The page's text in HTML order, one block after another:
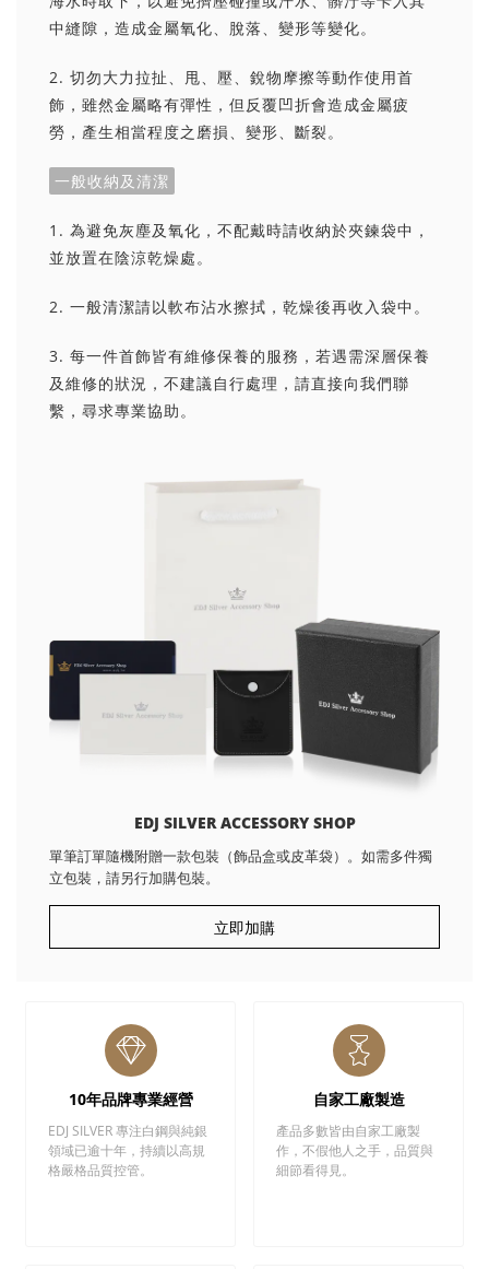
中縫隙，造成金屬氧化、脫落、變形等變化。
2. 切勿大力拉扯、甩、壓、銳物摩擦等動作使用首
飾，雖然金屬略有彈性，但反覆凹折會造成金屬疲
勞，產生相當程度之磨損、變形、斷裂。
一般收納及清潔
1. 為避免灰塵及氧化，不配戴時請收納於夾鍊袋中，
並放置在陰涼乾燥處。
2. 一般清潔請以軟布沾水擦拭，乾燥後再收入袋中。
3. 每一件首飾皆有維修保養的服務，若遇需深層保養
及維修的狀況，不建議自行處理，請直接向我們聯
繫，尋求專業協助。
EDJ SILVER ACCESSORY SHOP
單筆訂單隨機附贈一款包裝（飾品盒或皮革袋）。如需多件獨
立包裝，請另行加購包裝。
立即加購
10年品牌專業經營
EDJ SILVER 專注白鋼與純銀
領域已逾十年，持續以高規
格嚴格品質控管。
自家工廠製造
產品多數皆由自家工廠製
作，不假他人之手，品質與
細節看得見。